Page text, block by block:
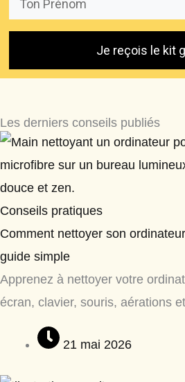
Je reçois le kit
Les derniers conseils publiés
Conseils pratiques
Comment nettoyer son
guide simple
Apprenez à nettoyer votre
écran, clavier, souris, aérations
21 mai 2026